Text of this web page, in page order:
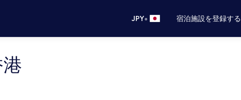
JPY• 宿泊施設を登録する